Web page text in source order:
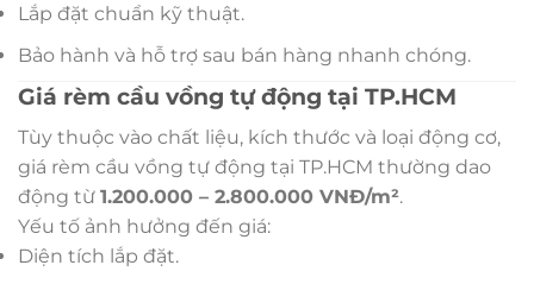
Lắp đặt chuẩn kỹ thuật.
Bảo hành và hỗ trợ sau bán hàng nhanh chóng.
Giá rèm cầu vồng tự động tại TP.HCM
Tùy thuộc vào chất liệu, kích thước và loại động cơ,
giá rèm cầu vồng tự động tại TP.HCM thường dao
động từ 1.200.000 – 2.800.000 VNĐ/m².
Yếu tố ảnh hưởng đến giá:
Diện tích lắp đặt.